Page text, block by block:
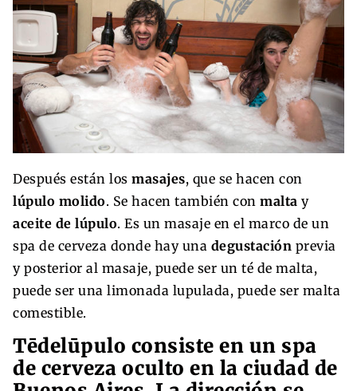
Después están los masajes, que se hacen con
lúpulo molido. Se hacen también con malta y
aceite de lúpulo. Es un masaje en el marco de un
spa de cerveza donde hay una degustación previa
y posterior al masaje, puede ser un té de malta,
puede ser una limonada lupulada, puede ser malta
comestible.
Tēdelūpulo consiste en un spa
de cerveza oculto en la ciudad de